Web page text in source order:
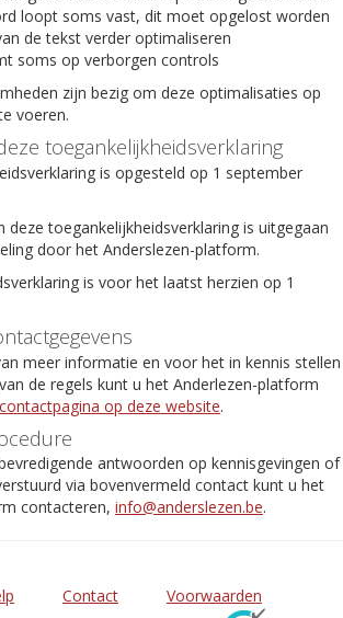
loopt soms vast, dit moet opgelost worden
de tekst verder optimaliseren
soms op verborgen controls
zijn bezig om deze optimalisaties op
voeren.
toegankelijkheidsverklaring
is opgesteld op 1 september
deze toegankelijkheidsverklaring is uitgegaan
door het Anderslezen-platform.
is voor het laatst herzien op 1
meer informatie en voor het in kennis stellen
de regels kunt u het Anderlezen-platform
op deze website.
antwoorden op kennisgevingen of
via bovenvermeld contact kunt u het
contacteren, info@anderslezen.be.
Contact
Voorwaarden